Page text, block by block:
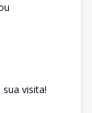
visita!